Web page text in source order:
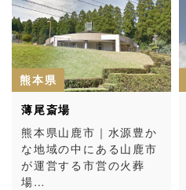
熊本県
薄尾斎場
熊本県山鹿市｜水源豊か
な地域の中にある山鹿市
が運営する市営の火葬
場…